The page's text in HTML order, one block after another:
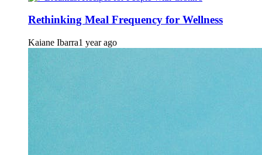
Rethinking Meal Frequency for Wellness
Kaiane Ibarra1 year ago